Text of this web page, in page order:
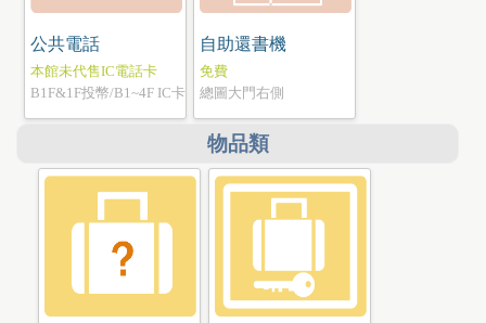
公共電話
本館未代售IC電話卡
B1F&1F投幣/B1~4F IC卡
自助還書機
免費
總圖大門右側
物品類